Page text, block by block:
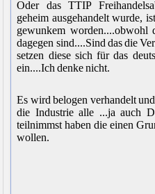
Oder das TTIP
geheim ausgehandelt wurde,
gewunkem
dagegen sind....Sind das die
setzen diese sich für das
ein....Ich denke nicht.
Es wird belogen verhandelt
die Industrie alle ...ja auch
teilnimmst haben die einen
wollen.